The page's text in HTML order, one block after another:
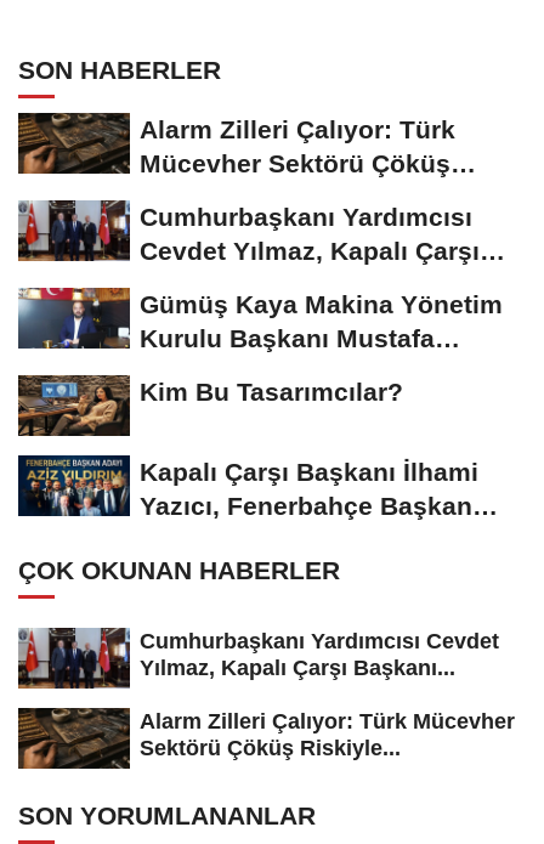
SON HABERLER
Alarm Zilleri Çalıyor: Türk
Mücevher Sektörü Çöküş
Cumhurbaşkanı Yardımcısı
Cevdet Yılmaz, Kapalı Çarşı
Gümüş Kaya Makina Yönetim
Kurulu Başkanı Mustafa
Kim Bu Tasarımcılar?
Kapalı Çarşı Başkanı İlhami
Yazıcı, Fenerbahçe Başkan
ÇOK OKUNAN HABERLER
Cumhurbaşkanı Yardımcısı Cevdet
Yılmaz, Kapalı Çarşı Başkanı...
Alarm Zilleri Çalıyor: Türk Mücevher
Sektörü Çöküş Riskiyle...
SON YORUMLANANLAR